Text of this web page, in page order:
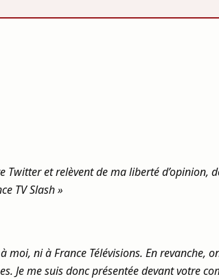
et relèvent de ma liberté d’opinion,
TV Slash »
ni à France Télévisions. En revanche,
Je me suis donc présentée devant votre